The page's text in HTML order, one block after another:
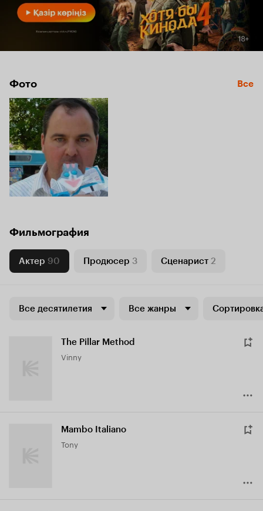
Фото Все
Фильмография
Актер 90 Продюсер 3 Сценарист 2
Все десятилетия Все жанры
The Pillar Method
Vinny
Mambo Italiano
Tony